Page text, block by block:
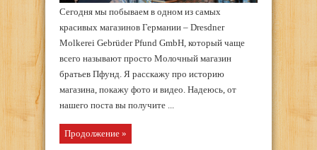
Сегодня мы побываем в одном из самых
красивых магазинов Германии – Dresdner
Molkerei Gebrüder Pfund GmbH, который чаще
всего называют просто Молочный магазин
братьев Пфунд. Я расскажу про историю
магазина, покажу фото и видео. Надеюсь, от
нашего поста вы получите ...
Продолжение »